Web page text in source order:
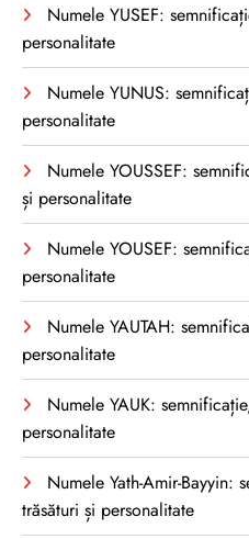
Numele YUSEF:
personalitate
Numele YUNUS:
personalitate
Numele YOUSSEF:
și personalitate
Numele YOUSEF:
personalitate
Numele YAUTAH:
personalitate
Numele YAUK:
personalitate
Numele Yath-Amir-Bayyin:
trăsături și personalitate